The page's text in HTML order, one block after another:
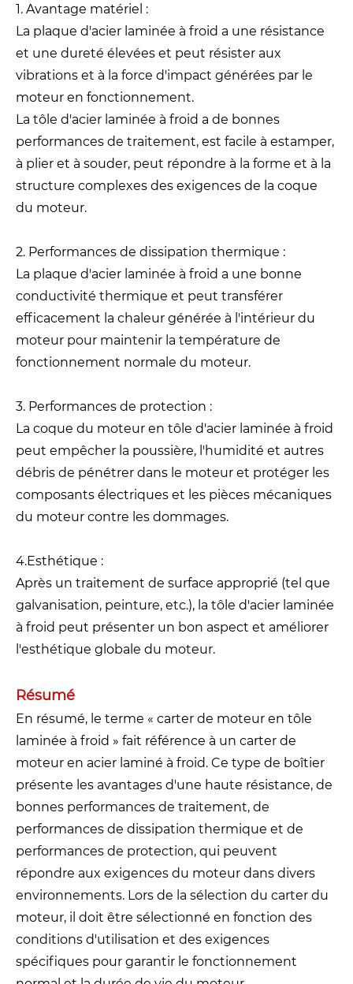
1. Avantage matériel :
La plaque d'acier laminée à froid a une résistance
et une dureté élevées et peut résister aux
vibrations et à la force d'impact générées par le
moteur en fonctionnement.
La tôle d'acier laminée à froid a de bonnes
performances de traitement, est facile à estamper,
à plier et à souder, peut répondre à la forme et à la
structure complexes des exigences de la coque
du moteur.
2. Performances de dissipation thermique :
La plaque d'acier laminée à froid a une bonne
conductivité thermique et peut transférer
efficacement la chaleur générée à l'intérieur du
moteur pour maintenir la température de
fonctionnement normale du moteur.
3. Performances de protection :
La coque du moteur en tôle d'acier laminée à froid
peut empêcher la poussière, l'humidité et autres
débris de pénétrer dans le moteur et protéger les
composants électriques et les pièces mécaniques
du moteur contre les dommages.
4.Esthétique :
Après un traitement de surface approprié (tel que
galvanisation, peinture, etc.), la tôle d'acier laminée
à froid peut présenter un bon aspect et améliorer
l'esthétique globale du moteur.
Résumé
En résumé, le terme « carter de moteur en tôle
laminée à froid » fait référence à un carter de
moteur en acier laminé à froid. Ce type de boîtier
présente les avantages d'une haute résistance, de
bonnes performances de traitement, de
performances de dissipation thermique et de
performances de protection, qui peuvent
répondre aux exigences du moteur dans divers
environnements. Lors de la sélection du carter du
moteur, il doit être sélectionné en fonction des
conditions d'utilisation et des exigences
spécifiques pour garantir le fonctionnement